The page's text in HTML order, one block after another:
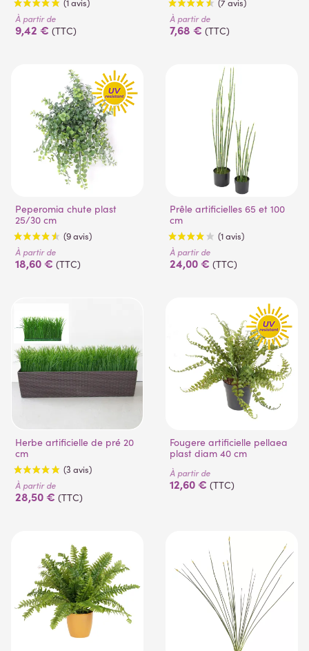
À partir de
9,42 € (TTC)
(7 avis)
À partir de
7,68 € (TTC)
Peperomia chute plast
25/30 cm
(9 avis)
À partir de
18,60 € (TTC)
Prêle artificielles 65 et 100
cm
(1 avis)
À partir de
24,00 € (TTC)
Herbe artificielle de pré 20
cm
À partir de
28,50 € (TTC)
Fougere artificielle pellaea
plast diam 40 cm
À partir de
12,60 € (TTC)